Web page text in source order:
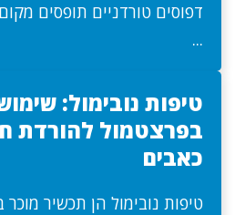
דפוסים טורדניים תופסים
...
טיפות נובימול:
בפרצטמול להורדת
כאבים
טיפות נובימול הן תכשיר מוכר